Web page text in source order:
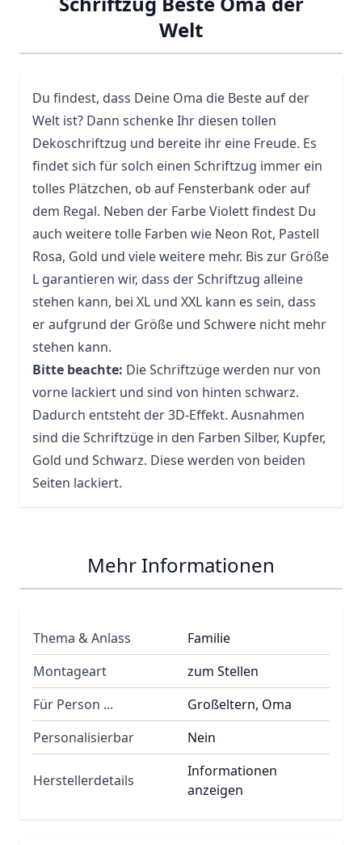
Welt
Du findest, dass Deine Oma die Beste auf der
Welt ist? Dann schenke Ihr diesen tollen
Dekoschriftzug und bereite ihr eine Freude. Es
findet sich für solch einen Schriftzug immer ein
tolles Plätzchen, ob auf Fensterbank oder auf
dem Regal. Neben der Farbe Violett findest Du
auch weitere tolle Farben wie Neon Rot, Pastell
Rosa, Gold und viele weitere mehr. Bis zur Größe
L garantieren wir, dass der Schriftzug alleine
stehen kann, bei XL und XXL kann es sein, dass
er aufgrund der Größe und Schwere nicht mehr
stehen kann.
Bitte beachte: Die Schriftzüge werden nur von
vorne lackiert und sind von hinten schwarz.
Dadurch entsteht der 3D-Effekt. Ausnahmen
sind die Schriftzüge in den Farben Silber, Kupfer,
Gold und Schwarz. Diese werden von beiden
Seiten lackiert.
Mehr Informationen
Thema & Anlass
Familie
Montageart
zum Stellen
Für Person ...
Großeltern, Oma
Personalisierbar
Nein
Herstellerdetails
Informationen
anzeigen